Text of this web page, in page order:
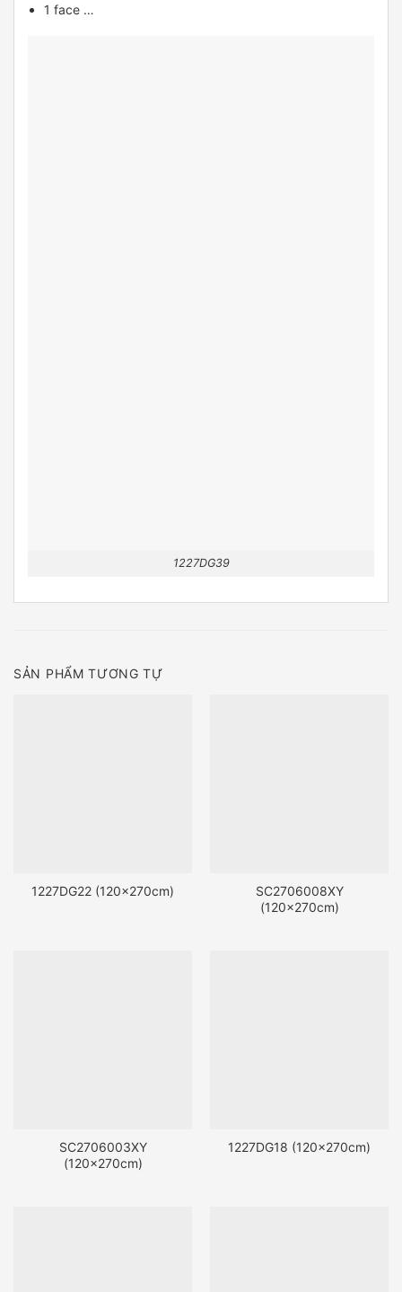
1 face …
1227DG39
SẢN PHẨM TƯƠNG TỰ
1227DG22 (120x270cm)
SC2706008XY
(120x270cm)
SC2706003XY
(120x270cm)
1227DG18 (120x270cm)